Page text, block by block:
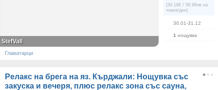
(30.16€ / 58.99лв на
човек/ден)
30.01-31.12
1 нощувка
StefVall
Главатарци
Релакс на брега на яз. Кърджали: Нощувка със
закуска и вечеря, плюс релакс зона със сауна,